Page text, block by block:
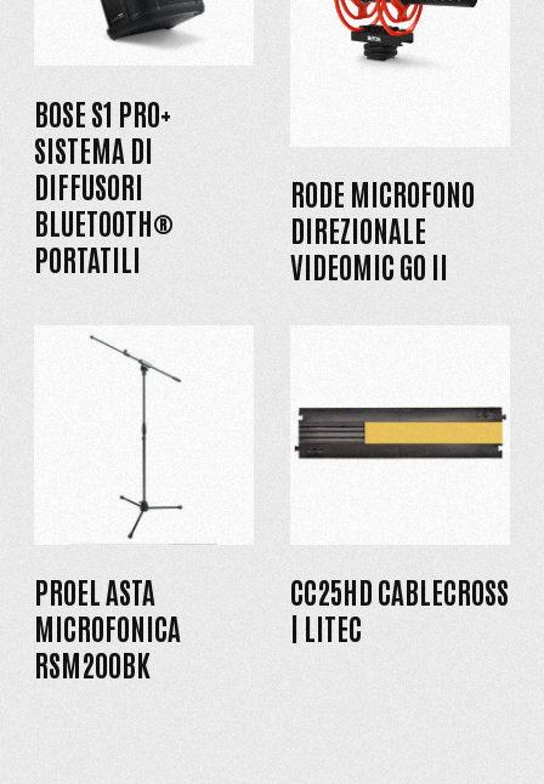
BOSE S1 PRO+
SISTEMA DI
DIFFUSORI
BLUETOOTH®
PORTATILI
RODE MICROFONO
DIREZIONALE
VIDEOMIC GO II
PROEL ASTA
MICROFONICA
RSM200BK
CC25HD CABLECROSS
| LITEC